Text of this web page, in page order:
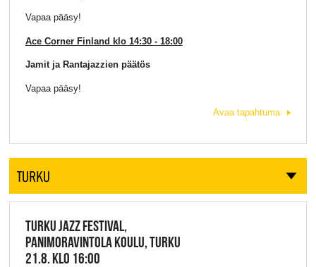
Vapaa pääsy!
Ace Corner Finland klo 14:30 - 18:00
Jamit ja Rantajazzien päätös
Vapaa pääsy!
Avaa tapahtuma
TURKU
TURKU JAZZ FESTIVAL,
PANIMORAVINTOLA KOULU, TURKU
21.8. KLO 16:00